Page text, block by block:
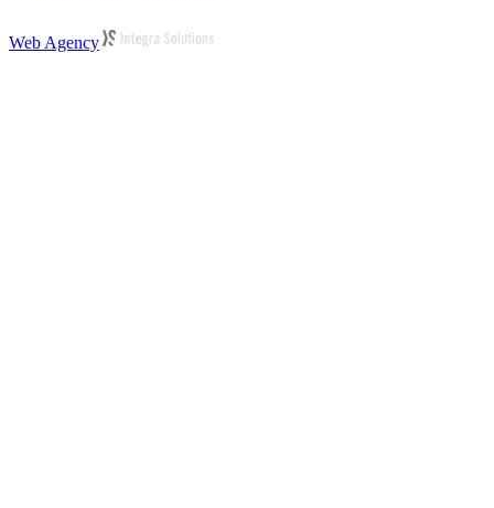
Web Agency